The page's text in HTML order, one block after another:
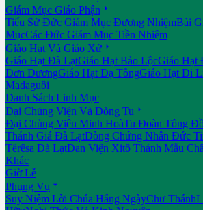
Giám Mục Giáo Phận 
Tiểu Sử Đức Giám Mục Đương NhiệmBài
MụcCác Đức Giám Mục Tiền Nhiệm
Giáo Hạt Và Giáo Xứ 
Giáo Hạt Đà LạtGiáo Hạt Bảo LộcGiáo Hạt
Đơn DươngGiáo Hạt Đạ TôngGiáo Hạt Di
Madaguôi
Danh Sách Linh Mục
Đại Chủng Viện Và Dòng Tu 
Đại Chủng Viện Minh HoàTu Đoàn Tông
Thánh Giá Đà LạtDòng Chứng Nhân Đức
Têrêsa Đà LạtĐan Viện Xitô Thánh Mẫu
Khác
Giờ Lễ
Phụng Vụ 
Suy Niệm Lời Chúa Hằng NgàyChư Thánh